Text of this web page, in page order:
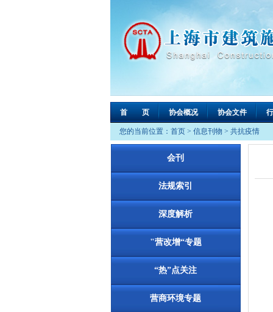
首 页 协会概况 协会文件
您的当前位置： 首页 > 信息刊物 > 共抗疫情
会刊
法规索引
深度解析
"营改增“专题
“热”点关注
营商环境专题